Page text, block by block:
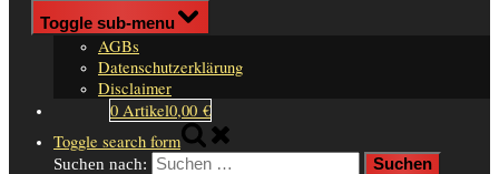
Impressum
Toggle sub-menu
AGBs
Datenschutzerklärung
Disclaimer
0 Artikel0,00 €
Toggle search form
Suchen nach: